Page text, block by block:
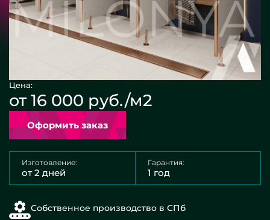
Цена:
от 16 000 руб./м2
Оформить заказ
Изготовление:
от 2 дней
Гарантия:
1 год
Собственное производство в СПб